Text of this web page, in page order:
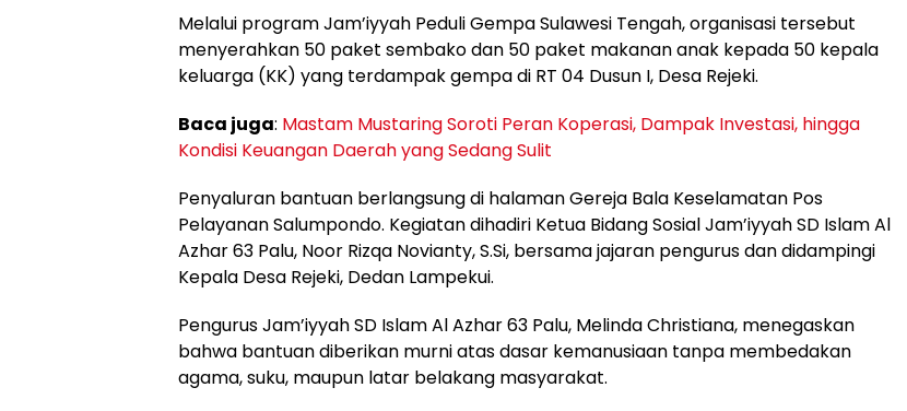
Melalui program Jam’iyyah Peduli Gempa Sulawesi Tengah, organisasi tersebut
menyerahkan 50 paket sembako dan 50 paket makanan anak kepada 50 kepala
keluarga (KK) yang terdampak gempa di RT 04 Dusun I, Desa Rejeki.
Baca juga: Mastam Mustaring Soroti Peran Koperasi, Dampak Investasi, hingga
Kondisi Keuangan Daerah yang Sedang Sulit
Penyaluran bantuan berlangsung di halaman Gereja Bala Keselamatan Pos
Pelayanan Salumpondo. Kegiatan dihadiri Ketua Bidang Sosial Jam’iyyah SD Islam Al
Azhar 63 Palu, Noor Rizqa Novianty, S.Si, bersama jajaran pengurus dan didampingi
Kepala Desa Rejeki, Dedan Lampekui.
Pengurus Jam’iyyah SD Islam Al Azhar 63 Palu, Melinda Christiana, menegaskan
bahwa bantuan diberikan murni atas dasar kemanusiaan tanpa membedakan
agama, suku, maupun latar belakang masyarakat.